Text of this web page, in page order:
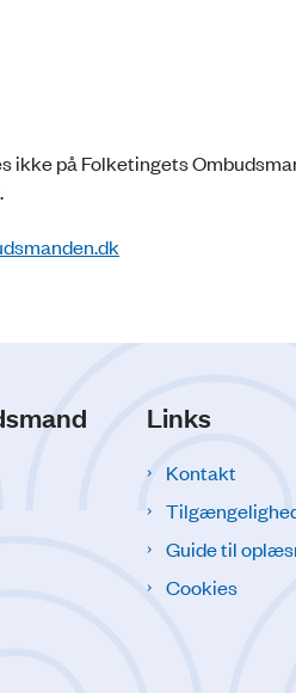
ikke på Folketingets
Links
Kontakt
Guide til
Cookies